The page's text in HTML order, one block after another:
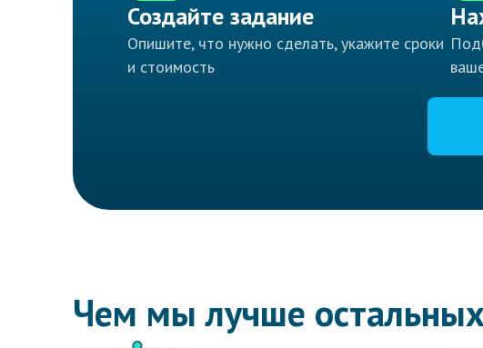
Создайте задание
Опишите, что нужно сделать, укажите сроки
и стоимость
Чем мы лучше